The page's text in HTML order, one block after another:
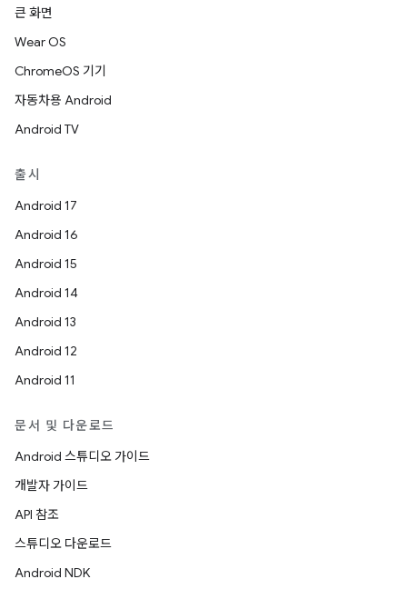
큰 화면
Wear OS
ChromeOS 기기
자동차용 Android
Android TV
출시
Android 17
Android 16
Android 15
Android 14
Android 13
Android 12
Android 11
문서 및 다운로드
Android 스튜디오 가이드
개발자 가이드
API 참조
스튜디오 다운로드
Android NDK